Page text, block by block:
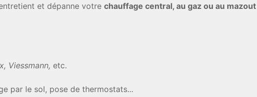
et dépanne votrechauffage central, au gaz ou au mazout
Viessmann, etc.
par le sol, pose de thermostats...